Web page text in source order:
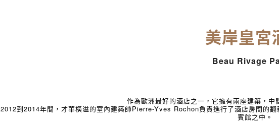
美岸皇宮
Beau Rivage
作為歐洲最好的酒店之一，它擁有兩座建築，中
2012到2014年間，才華橫溢的室內建築師Pierre-Yves Rochon負責進行了酒店房間的
賓館之中。